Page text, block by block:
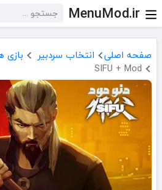
MenuMod.ir
صفحه اصلی انتخاب سردبیر بازی
SIFU + Mod